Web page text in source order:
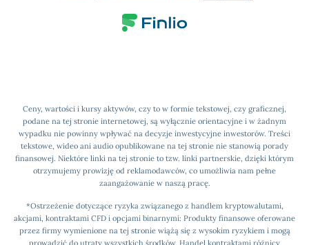
Ceny, wartości i kursy aktywów, czy to w formie tekstowej, czy graficznej,
podane na tej stronie internetowej, są wyłącznie orientacyjne i w żadnym
wypadku nie powinny wpływać na decyzje inwestycyjne inwestorów. Treści
tekstowe, wideo ani audio opublikowane na tej stronie nie stanowią porady
finansowej. Niektóre linki na tej stronie to tzw. linki partnerskie, dzięki którym
otrzymujemy prowizję od reklamodawców, co umożliwia nam pełne
zaangażowanie w naszą pracę.
*Ostrzeżenie dotyczące ryzyka związanego z handlem kryptowalutami,
akcjami, kontraktami CFD i opcjami binarnymi: Produkty finansowe oferowane
przez firmy wymienione na tej stronie wiążą się z wysokim ryzykiem i mogą
prowadzić do utraty wszystkich środków. Handel kontraktami różnicy